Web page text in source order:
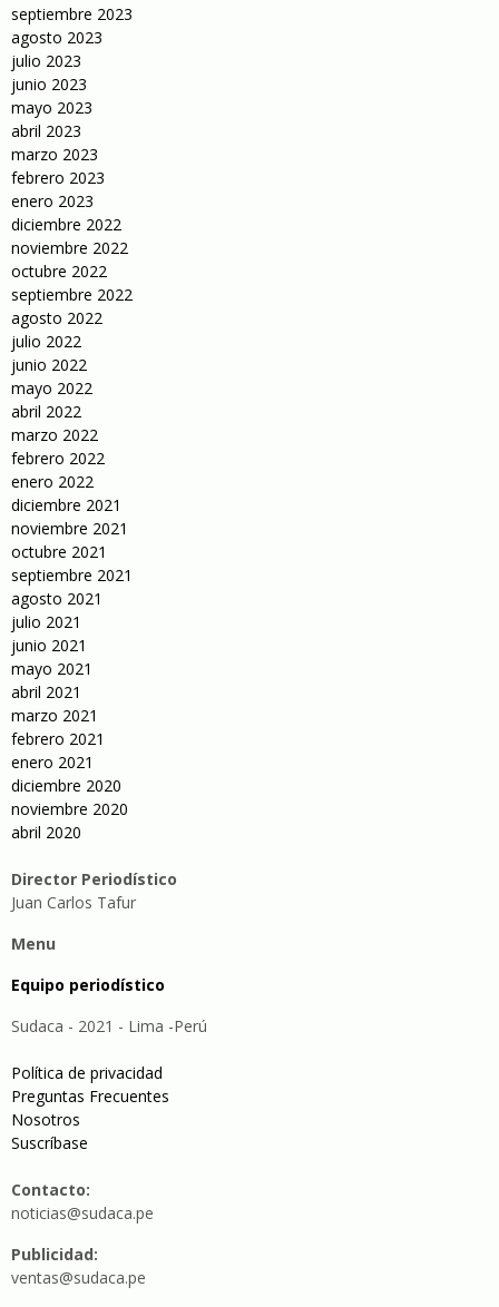
septiembre 2023
agosto 2023
julio 2023
junio 2023
mayo 2023
abril 2023
marzo 2023
febrero 2023
enero 2023
diciembre 2022
noviembre 2022
octubre 2022
septiembre 2022
agosto 2022
julio 2022
junio 2022
mayo 2022
abril 2022
marzo 2022
febrero 2022
enero 2022
diciembre 2021
noviembre 2021
octubre 2021
septiembre 2021
agosto 2021
julio 2021
junio 2021
mayo 2021
abril 2021
marzo 2021
febrero 2021
enero 2021
diciembre 2020
noviembre 2020
abril 2020
Director Periodístico
Juan Carlos Tafur
Menu
Equipo periodístico
Sudaca - 2021 - Lima -Perú
Política de privacidad
Preguntas Frecuentes
Nosotros
Suscríbase
Contacto:
noticias@sudaca.pe
Publicidad:
ventas@sudaca.pe